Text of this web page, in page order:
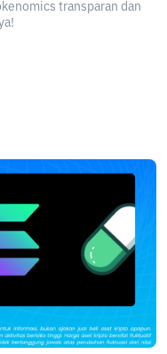
transparan dan